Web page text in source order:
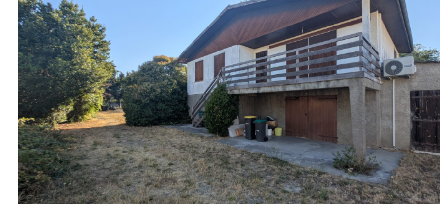
découpe
contact
recrutement